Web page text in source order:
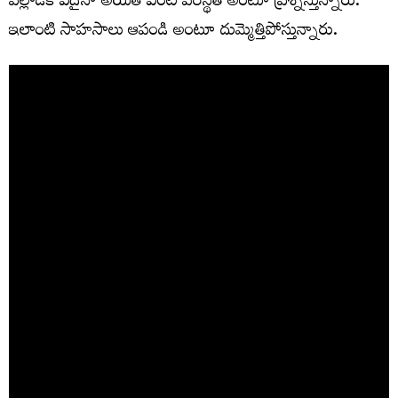
ఇలాంటి సాహ‌సాలు ఆపండి అంటూ దుమ్మెత్తిపోస్తున్నారు.